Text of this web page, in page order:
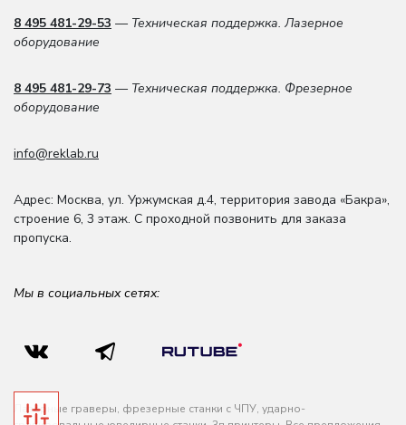
8 495 481-29-53 — Техническая поддержка. Лазерное
оборудование
8 495 481-29-73 — Техническая поддержка. Фрезерное
оборудование
info@reklab.ru
Адрес: Москва, ул. Уржумская д.4, территория завода «Бакра»,
строение 6, 3 этаж. С проходной позвонить для заказа
пропуска.
Мы в социальных сетях:
Лазерные граверы, фрезерные станки с ЧПУ, ударно-